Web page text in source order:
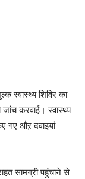
स्वास्थ्य शिविर का
करवाई। स्वास्थ्य
गए औऱ दवाइयां
सामग्री पहुंचाने से